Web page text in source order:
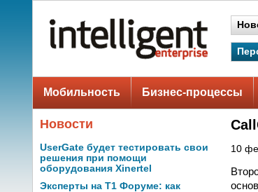
Мобильность Бизнес-процессы
Новости
UserGate будет тестировать свои
решения при помощи
оборудования Xinertel
Эксперты на Т1 Форуме: как
10